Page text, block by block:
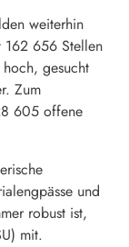
weiterhin
162 656 Stellen
gesucht
Zum
605 offene
und
robust ist,
mit.